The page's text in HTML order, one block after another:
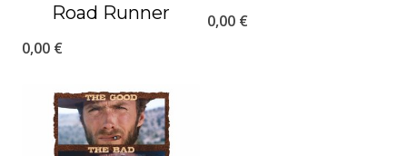
Road Runner
0,00 €
0,00 €